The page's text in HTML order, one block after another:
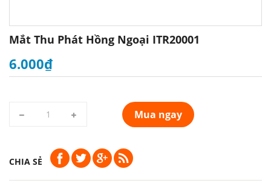
Mắt Thu Phát Hồng Ngoại ITR20001
6.000₫
Mua ngay
CHIA SẺ